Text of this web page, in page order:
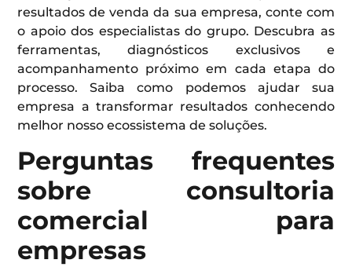
resultados de venda da sua empresa, conte com
o apoio dos especialistas do grupo. Descubra as
ferramentas, diagnósticos exclusivos e
acompanhamento próximo em cada etapa do
processo. Saiba como podemos ajudar sua
empresa a transformar resultados conhecendo
melhor nosso ecossistema de soluções.
Perguntas frequentes
sobre consultoria
comercial para
empresas